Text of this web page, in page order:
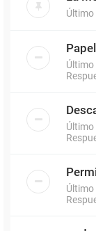
Último
Último
Último
Último